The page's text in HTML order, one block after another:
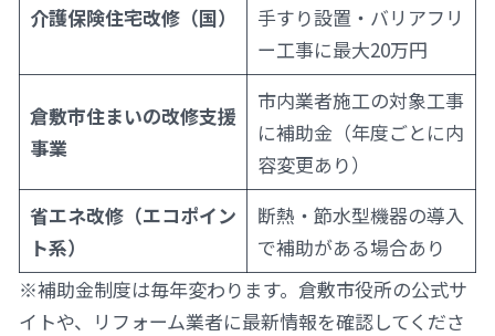
介護保険住宅改修（国）
手すり設置・バリアフリ
ー工事に最大20万円
倉敷市住まいの改修支援
事業
市内業者施工の対象工事
に補助金（年度ごとに内
容変更あり）
省エネ改修（エコポイン
ト系）
断熱・節水型機器の導入
で補助がある場合あり
※補助金制度は毎年変わります。倉敷市役所の公式サ
イトや、リフォーム業者に最新情報を確認してくださ